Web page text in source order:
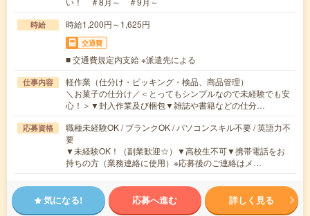
時給 時給1,200円～1,625円
交通費
■ 交通費規定内支給 ※派遣先による
仕事内容
軽作業（仕分け・ピッキング・検品、商品管理）
＼お菓子の仕分け／＜とってもシンプルなので未経験でも安
心！＞▼封入作業及び梱包▼雑誌や書籍などの仕分…
応募資格
職種未経験OK / ブランクOK / パソコンスキル不要 / 英語力不
要
▼未経験OK！（副業歓迎☆）▼高校生不可▼携帯電話をお
持ちの方（業務連絡に使用）※応募後のご連絡はメ…
気になる! 応募へ進む 詳しく見る